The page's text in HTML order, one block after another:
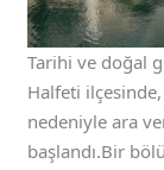
Tarihi ve doğal
Halfeti
nedeniyle ara
başlandı.Bir